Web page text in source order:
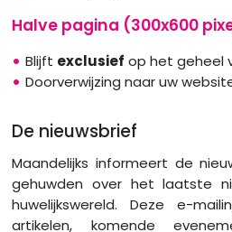
Halve pagina (300x600
Blijft exclusief op het geheel
Doorverwijzing naar uw
De nieuwsbrief
Maandelijks informeert de
gehuwden over het laatste
huwelijkswereld. Deze e-
artikelen, komende